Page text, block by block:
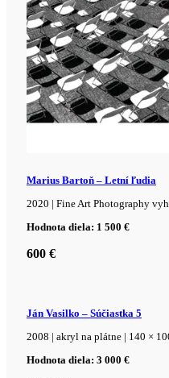
Marius Bartoň – Letní ľudia
2020 | Fine Art Photography
Hodnota diela: 1 500 €
600 €
Ján Vasilko – Súčiastka 5
2008 | akryl na plátne | 140 ×
Hodnota diela: 3 000 €